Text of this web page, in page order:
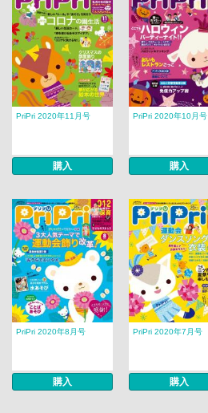
PriPri 2020年11月号
購入
PriPri 2020年10月号
購入
PriPri 2020年8月号
購入
PriPri 2020年7月号
購入